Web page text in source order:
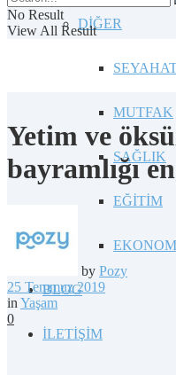
DİĞER
MUTFAK
SAĞLIK
EĞİTİM
BLOG
İLETİŞİM
No Result
View All Result
Yetim ve
bayramlığı
by Pozy
25 Temmuz 2019
in Yaşam
0